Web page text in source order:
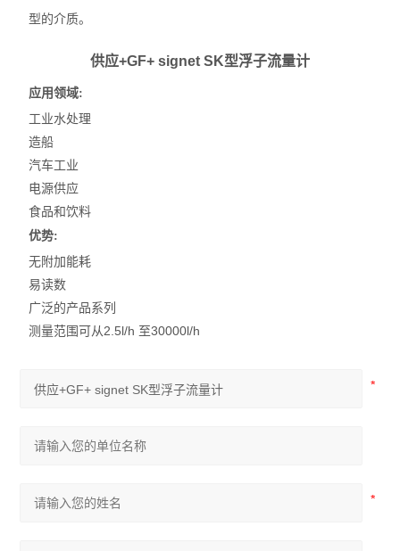
型的介质。
供应+GF+ signet SK型浮子流量计
应用领域:
工业水处理
造船
汽车工业
电源供应
食品和饮料
优势:
无附加能耗
易读数
广泛的产品系列
测量范围可从2.5l/h 至30000l/h